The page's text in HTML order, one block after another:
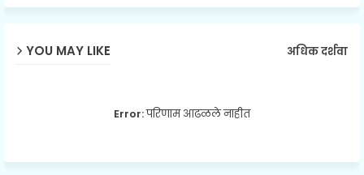
YOU MAY LIKE अधिक दर्शवा
Error:परिणाम आढळले नाहीत